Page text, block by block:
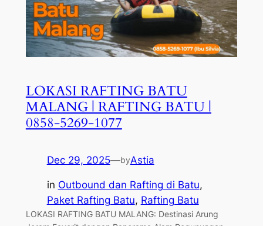
LOKASI RAFTING BATU
MALANG | RAFTING BATU |
0858-5269-1077
Dec 29, 2025—byAstia
in Outbound dan Rafting di Batu
Paket Rafting Batu, Rafting Batu
LOKASI RAFTING BATU MALANG: Destinasi Arung